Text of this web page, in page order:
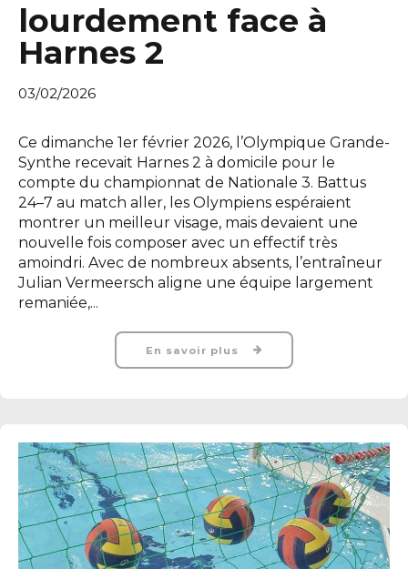
lourdement face à
Harnes 2
03/02/2026
Ce dimanche 1er février 2026, l’Olympique Grande-
Synthe recevait Harnes 2 à domicile pour le
compte du championnat de Nationale 3. Battus
24–7 au match aller, les Olympiens espéraient
montrer un meilleur visage, mais devaient une
nouvelle fois composer avec un effectif très
amoindri. Avec de nombreux absents, l’entraîneur
Julian Vermeersch aligne une équipe largement
remaniée,...
En savoir plus